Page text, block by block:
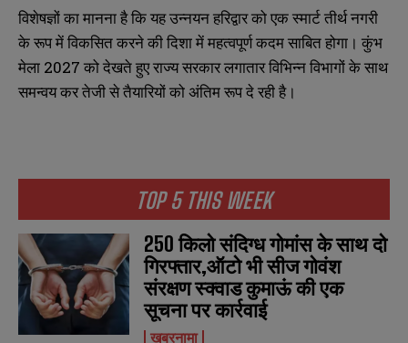
a
e
*
E
m
i
l
*
u
m
a
e
*
E
m
i
l
*
u
m
TOP 5 THIS WEEK
250 किलो संदिग्ध गोमांस के साथ दो
गिरफ्तार,ऑटो भी सीज गोवंश
संरक्षण स्क्वाड कुमाऊं की एक
सूचना पर कार्रवाई
खबरनामा
विशेषज्ञों का मानना है कि यह उन्नयन हरिद्वार को एक स्मार्ट तीर्थ नगरी
के रूप में विकसित करने की दिशा में महत्वपूर्ण कदम साबित होगा। कुंभ
मेला 2027 को देखते हुए राज्य सरकार लगातार विभिन्न विभागों के साथ
समन्वय कर तेजी से तैयारियों को अंतिम रूप दे रही है।